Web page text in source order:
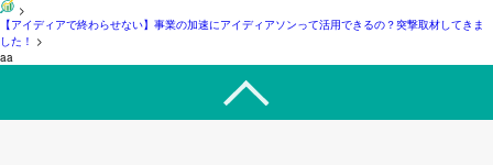
>
【アイディアで終わらせない】事業の加速にアイディアソンって活用できるの？突撃取材してきま
した！ >
aa